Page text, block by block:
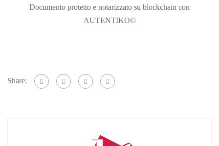
Documento protetto e notarizzato su blockchain con
AUTENTIKO©
Share: